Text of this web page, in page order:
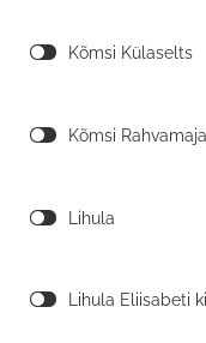
Kõmsi Külaselts
Kõmsi Rahvamaja
Lihula
Lihula Eliisabeti